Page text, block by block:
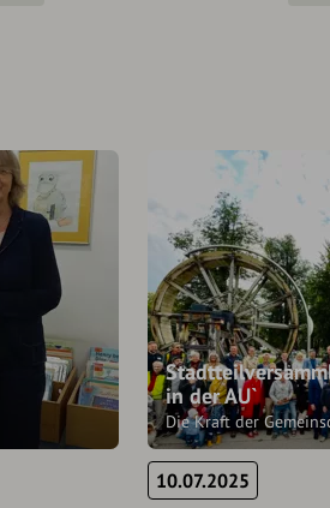
in der AU`
Die Kraft der
10.07.2025